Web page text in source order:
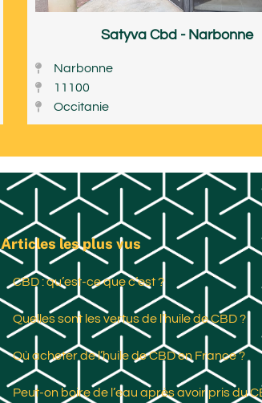
Satyva Cbd - Narbonne
Narbonne
11100
Occitanie
Articles les plus vus
CBD : qu’est-ce que c’est ?
Quelles sont les vertus de l’huile de CBD ?
Où acheter de l’huile de CBD en France ?
Peut-on boire de l’eau après avoir pris du